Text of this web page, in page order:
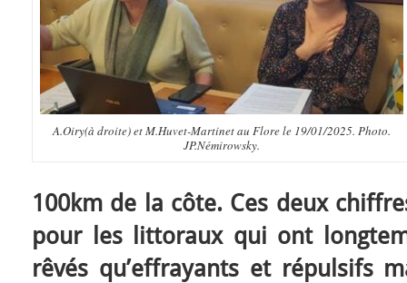
A.Oiry(à droite) et M.Huvet-Martinet au Flore le 19/01/2025. Photo.
JP.Némirowsky.
100km de la côte. Ces deux
pour les littoraux qui ont
rêvés qu’effrayants et répulsifs